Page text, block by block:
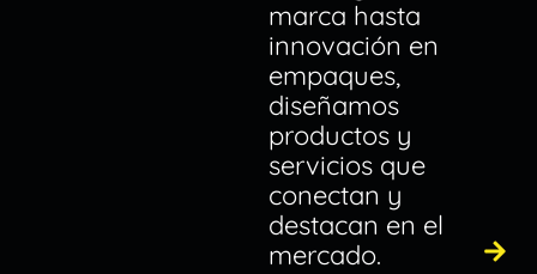
marca hasta
innovación en
empaques,
diseñamos
productos y
servicios que
conectan y
destacan en el
mercado.